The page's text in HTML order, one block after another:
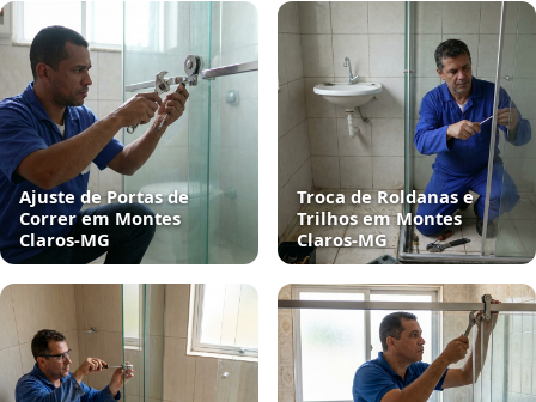
Ajuste de Portas de
Correr em Montes
Claros‑MG
Troca de Roldanas e
Trilhos em Montes
Claros‑MG